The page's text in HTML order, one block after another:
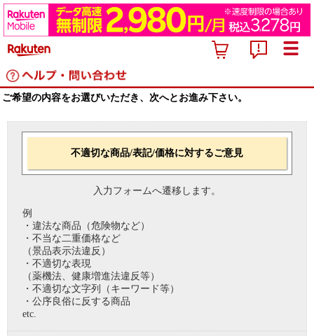
ご希望の内容をお選びいただき、次へとお進み下さい。
不適切な商品/表記/価格に対するご意見
入力フォームへ遷移します。
例
・違法な商品（危険物など）
・不当な二重価格など
（景品表示法違反）
・不適切な表現
（薬機法、健康増進法違反等）
・不適切な文字列（キーワード等）
・公序良俗に反する商品
etc.